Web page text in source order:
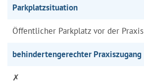
Parkplatzsituation
Öffentlicher Parkplatz vor der Praxis
behindertengerechter Praxiszugang
✗